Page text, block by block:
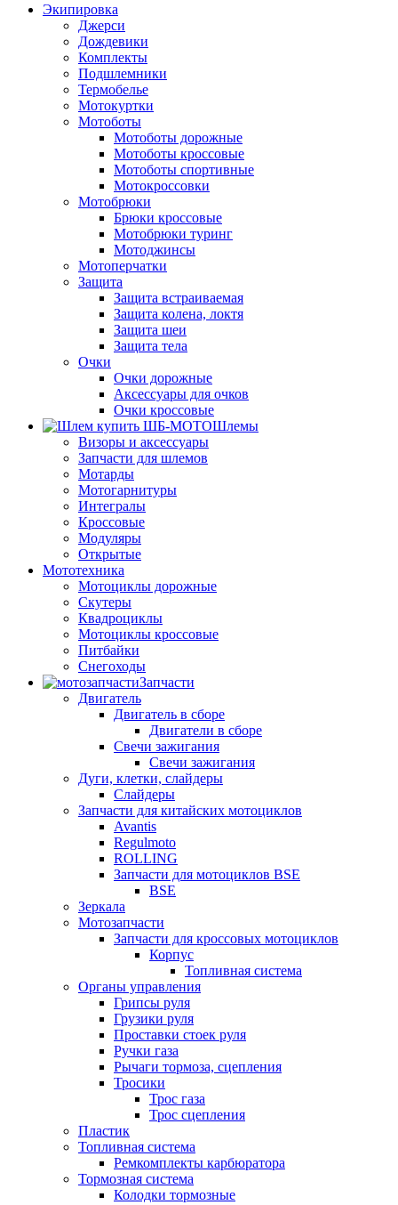
Экипировка
Джерси
Дождевики
Комплекты
Подшлемники
Термобелье
Мотокуртки
Мотоботы
Мотоботы дорожные
Мотоботы кроссовые
Мотоботы спортивные
Мотокроссовки
Мотобрюки
Брюки кроссовые
Мотобрюки туринг
Мотоджинсы
Мотоперчатки
Защита
Защита встраиваемая
Защита колена, локтя
Защита шеи
Защита тела
Очки
Очки дорожные
Аксессуары для очков
Очки кроссовые
Шлемы
Визоры и аксессуары
Запчасти для шлемов
Мотарды
Мотогарнитуры
Интегралы
Кроссовые
Модуляры
Открытые
Мототехника
Мотоциклы дорожные
Скутеры
Квадроциклы
Мотоциклы кроссовые
Питбайки
Снегоходы
Запчасти
Двигатель
Двигатель в сборе
Двигатели в сборе
Свечи зажигания
Свечи зажигания
Дуги, клетки, слайдеры
Слайдеры
Запчасти для китайских мотоциклов
Avantis
Regulmoto
ROLLING
Запчасти для мотоциклов BSE
BSE
Зеркала
Мотозапчасти
Запчасти для кроссовых мотоциклов
Корпус
Топливная система
Органы управления
Грипсы руля
Грузики руля
Проставки стоек руля
Ручки газа
Рычаги тормоза, сцепления
Тросики
Трос газа
Трос сцепления
Пластик
Топливная система
Ремкомплекты карбюратора
Тормозная система
Колодки тормозные